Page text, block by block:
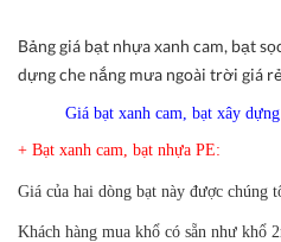
Bảng giá bạt nhựa xanh cam, bạt
dựng che nắng mưa ngoài trời giá
Giá bạt xanh cam, bạt xây
+ Bạt xanh cam, bạt nhựa PE:
Giá của hai dòng bạt này được chúng
Khách hàng mua khổ có sẵn như khổ